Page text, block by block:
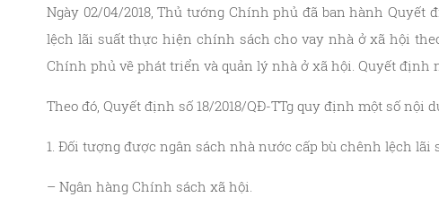
Ngày 02/04/2018, Thủ tướng Chính phủ đã ban hành Quyết
lệch lãi suất thực hiện chính sách cho vay nhà ở xã hội
Chính phủ về phát triển và quản lý nhà ở xã hội. Quyết định
Theo đó, Quyết định số 18/2018/QĐ-TTg quy định một số nội
1. Đối tượng được ngân sách nhà nước cấp bù chênh lệch lãi
– Ngân hàng Chính sách xã hội.